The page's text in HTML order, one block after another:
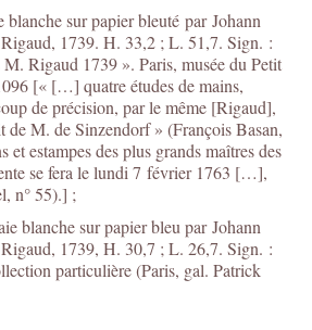
blanche sur papier bleuté par Johann
1739. H. 33,2 ; L. 51,7. Sign. :
M. Rigaud 1739 ». Paris, musée du Petit
[« […] quatre études de mains,
de précision, par le même [Rigaud],
de M. de Sinzendorf » (François Basan,
et estampes des plus grands maîtres des
se fera le lundi 7 février 1763 […],
n° 55).] ;
blanche sur papier bleu par Johann
1739, H. 30,7 ; L. 26,7. Sign. :
particulière (Paris, gal. Patrick